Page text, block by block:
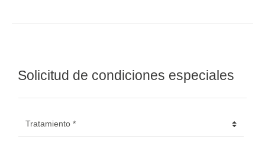
Solicitud de condiciones especiales
Tratamiento *